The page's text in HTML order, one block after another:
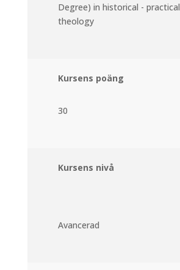
Degree) in historical - practical
theology
Kursens poäng
30
Kursens nivå
Avancerad